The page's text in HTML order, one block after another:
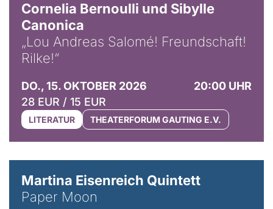
Cornelia Bernoulli und Sibylle
Canonica
„Lou Andreas Salomé! Freundschaft!
Rilke!“
DO., 15. OKTOBER 2026
20:00 UHR
28 EUR / 15 EUR
LITERATUR THEATERFORUM GAUTING E.V.
Martina Eisenreich Quintett
Paper Moon